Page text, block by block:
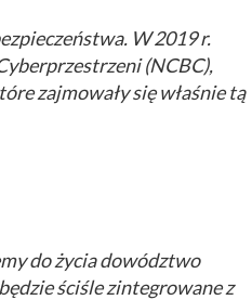
W 2019 r.
(NCBC),
zajmowały się właśnie tą
do życia dowództwo
ściśle zintegrowane z